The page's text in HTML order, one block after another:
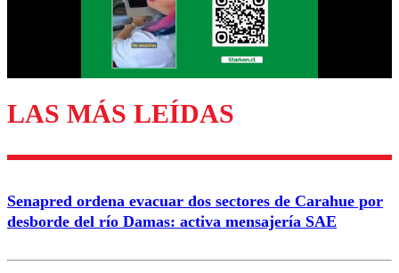
Enviar comentario
LAS MÁS LEÍDAS
Senapred ordena evacuar dos sectores de Carahue por
desborde del río Damas: activa mensajería SAE